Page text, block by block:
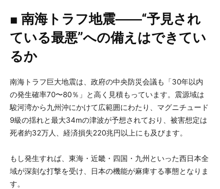
■ 南海トラフ地震――“予見され
ている最悪”への備えはできてい
るか
南海トラフ巨大地震は、政府の中央防災会議も「30年以内
の発生確率70〜80％」と高く見積もっています。震源域は
駿河湾から九州沖にかけて広範囲にわたり、マグニチュード
9級の揺れと最大34mの津波が予想されており、被害想定は
死者約32万人、経済損失220兆円以上にも及びます。
もし発生すれば、東海・近畿・四国・九州といった西日本全
域が深刻な打撃を受け、日本の機能が麻痺する事態となりま
す。